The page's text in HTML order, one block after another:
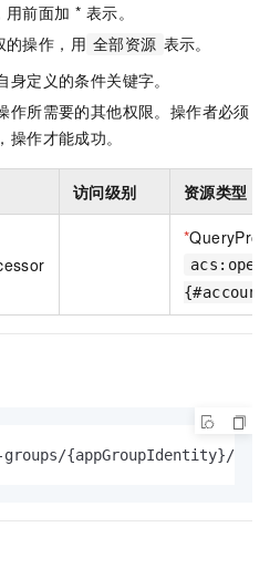
前面加 * 表示。
的操作，用 全部资源 表示。
定义的条件关键字。
作所需要的其他权限。操作者必须
作才能成功。
访问级别 资源类型
*
groups/{appGroupIdentity}/